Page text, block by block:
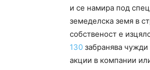
и се намира под
земеделска земя в
собственост е
130 забранява
акции в компании